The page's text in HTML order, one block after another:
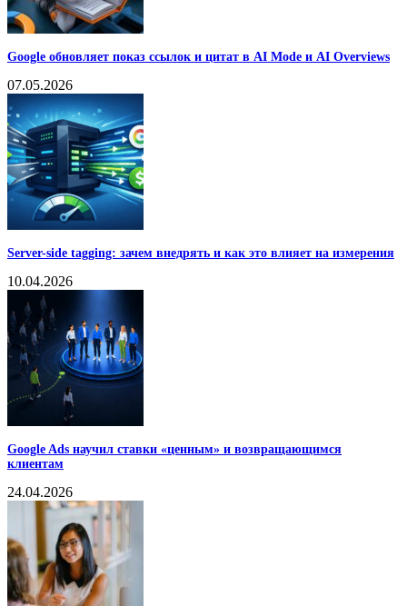
Google обновляет показ ссылок и цитат в AI Mode и AI Overviews
07.05.2026
Server-side tagging: зачем внедрять и как это влияет на измерения
10.04.2026
Google Ads научил ставки «ценным» и возвращающимся
клиентам
24.04.2026